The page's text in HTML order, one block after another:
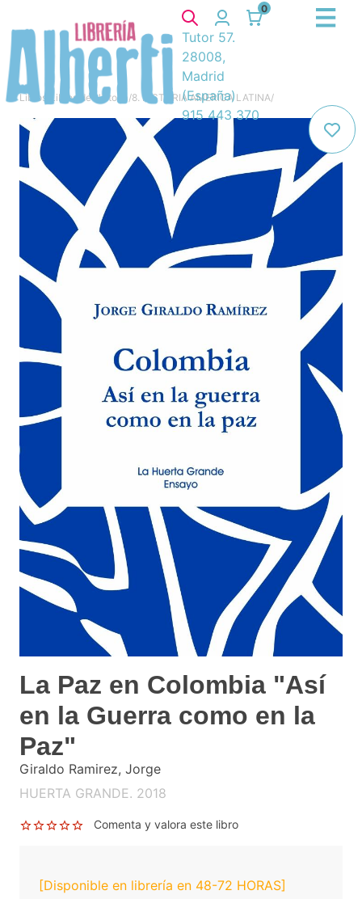
0
Tutor 57.
28008,
Madrid
(España)
915 443 370
Libros Libros de Historia /8. HISTORIA AMERICA LATINA/
La Paz en Colombia "Así
en la Guerra como en la
Paz"
Giraldo Ramirez, Jorge
HUERTA GRANDE. 2018
Comenta y valora este libro
[Disponible en librería en 48-72 HORAS]